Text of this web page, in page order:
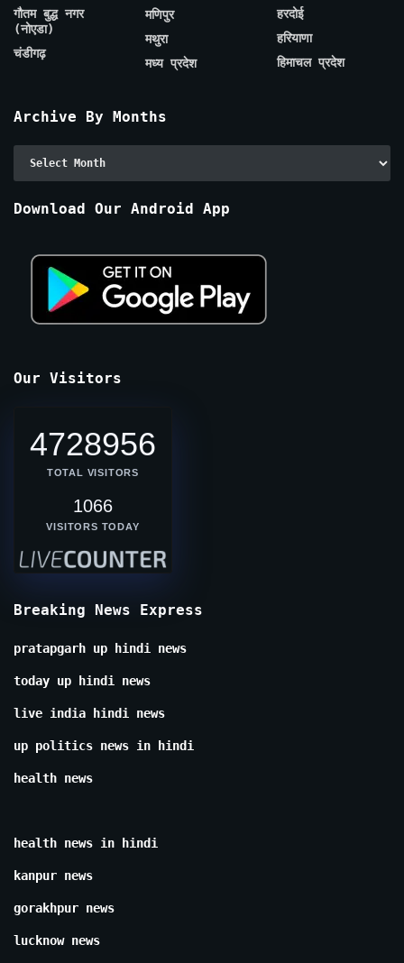
गौतम बुद्ध नगर
(नोएडा)
चंडीगढ़
मणिपुर
मथुरा
मध्य प्रदेश
हरदोई
हरियाणा
हिमाचल प्रदेश
Archive By Months
Download Our Android App
Our Visitors
4728956
TOTAL VISITORS
1066
VISITORS TODAY
Breaking News Express
pratapgarh up hindi news
today up hindi news
live india hindi news
up politics news in hindi
health news
health news in hindi
kanpur news
gorakhpur news
lucknow news